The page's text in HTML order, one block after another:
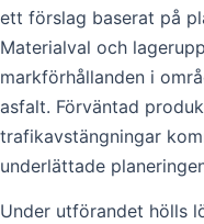
ett förslag baserat på
Materialval och
markförhållanden i
asfalt. Förväntad
trafikavstängningar
underlättade
Under utförandet hölls